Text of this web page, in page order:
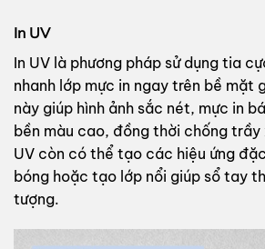
In UV
In UV là phương pháp sử dụng tia
nhanh lớp mực in ngay trên bề mặt
này giúp hình ảnh sắc nét, mực in
bền màu cao, đồng thời chống trầy
UV còn có thể tạo các hiệu ứng
bóng hoặc tạo lớp nổi giúp sổ tay
tượng.